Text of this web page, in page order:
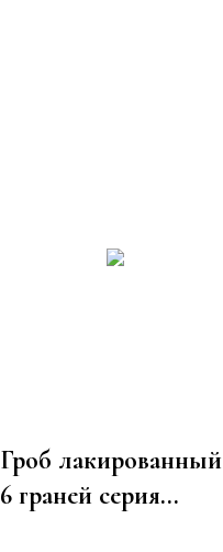
Гроб лакированный
6 граней серия